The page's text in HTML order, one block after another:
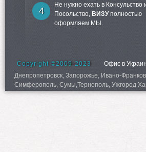
4
Не нужно ехать в Консульство
Посольство, ВИЗУполностью
оформляем МЫ.
Copyright ©2009-2023 Офис в
Днепропетровск, Запорожье, Ивано-
Симферополь, Сумы,Тернополь, Ужгород